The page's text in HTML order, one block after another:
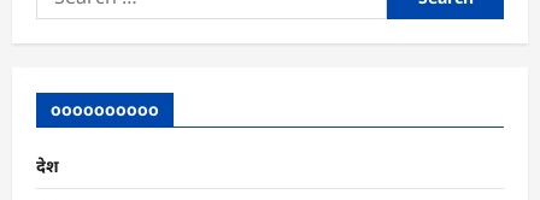
for:
oooooooooo
देश